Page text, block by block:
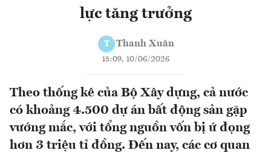
lực tăng trưởng
T Thanh Xuân
15:09, 10/06/2026
Theo thống kê của Bộ Xây dựng, cả nước
có khoảng 4.500 dự án bất động sản gặp
vướng mắc, với tổng nguồn vốn bị ứ đọng
hơn 3 triệu tỉ đồng. Đến nay, các cơ quan